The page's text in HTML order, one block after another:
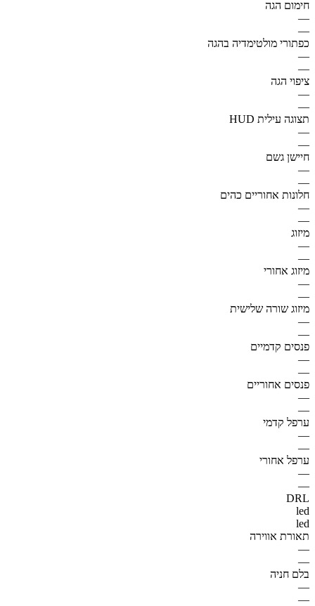
חימום הגה
—
—
כפתורי מולטימדיה בהגה
—
—
ציפוי הגה
—
—
תצוגה עילית HUD
—
—
חיישן גשם
—
—
חלונות אחוריים כהים
—
—
מיזוג
—
—
מיזוג אחורי
—
—
מיזוג שורה שלישית
—
—
פנסים קדמיים
—
—
פנסים אחוריים
—
—
ערפל קדמי
—
—
ערפל אחורי
—
—
DRL
led
led
תאורת אווירה
—
—
בלם חניה
—
—